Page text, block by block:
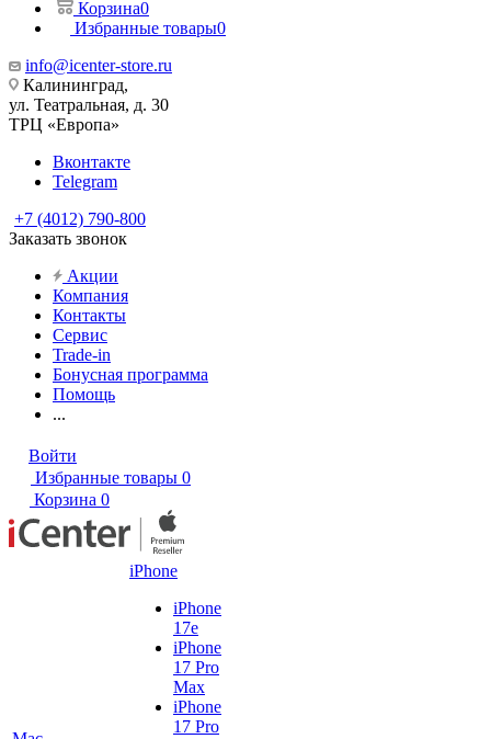
Корзина0
Избранные товары0
info@icenter-store.ru
Калининград,
ул. Театральная, д. 30
ТРЦ «Европа»
Вконтакте
Telegram
+7 (4012) 790-800
Заказать звонок
Акции
Компания
Контакты
Сервис
Trade-in
Бонусная программа
Помощь
...
Войти
Избранные товары 0
Корзина 0
iPhone
iPhone
17e
iPhone
17 Pro
Max
iPhone
17 Pro